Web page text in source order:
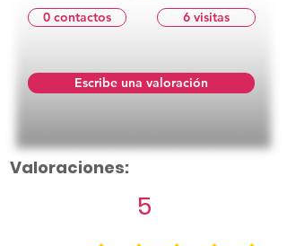
0 contactos 6 visitas
Escribe una valoración
Valoraciones:
5